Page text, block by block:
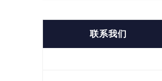
联系我们